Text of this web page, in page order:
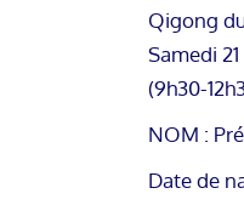
Qigong
Samedi
(9h30-
NOM :
Date de